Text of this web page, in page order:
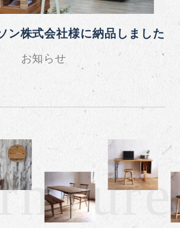
ン株式会社様に納品しました
お知らせ